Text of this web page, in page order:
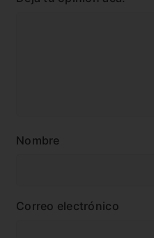
Nombre
Correo electrónico